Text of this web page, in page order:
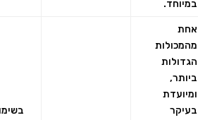
במיוחד.
אחת
מהמכולות
הגדולות
ביותר,
ומיועדת
בעיקר